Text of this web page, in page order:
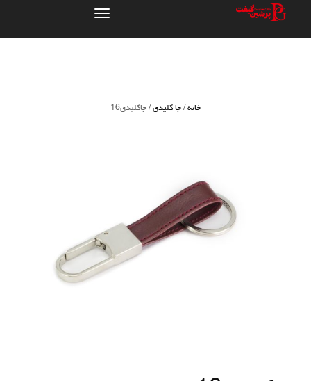
تعویض
خانه / جا کلیدی / جاکلیدی16